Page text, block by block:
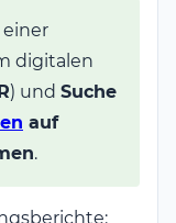
digitalen
) und Suche
auf
.